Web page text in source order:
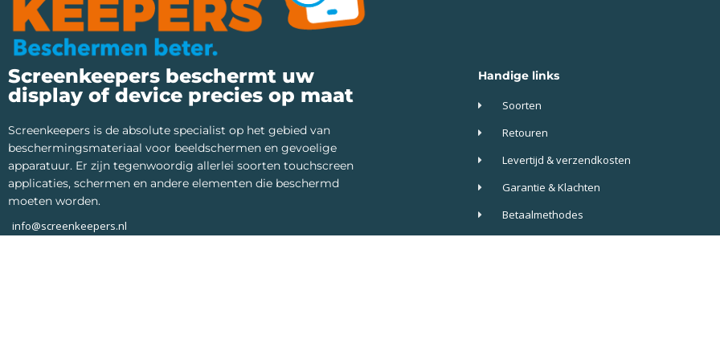
Screenkeepers beschermt uw
display of device precies op maat
Screenkeepers is de absolute specialist op het gebied van
beschermingsmateriaal voor beeldschermen en gevoelige
apparatuur. Er zijn tegenwoordig allerlei soorten touchscreen
applicaties, schermen en andere elementen die beschermd
moeten worden.
info@screenkeepers.nl
Handige links
Soorten
Retouren
Levertijd & verzendkosten
Garantie & Klachten
Betaalmethodes